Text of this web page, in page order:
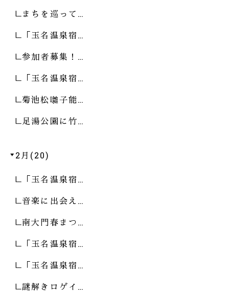
まちを巡って…
「玉名温泉宿…
参加者募集！…
「玉名温泉宿…
菊池松囃子能…
足湯公園に竹…
2月(20)
「玉名温泉宿…
音楽に出会え…
南大門春まつ…
「玉名温泉宿…
「玉名温泉宿…
謎解きロゲイ…